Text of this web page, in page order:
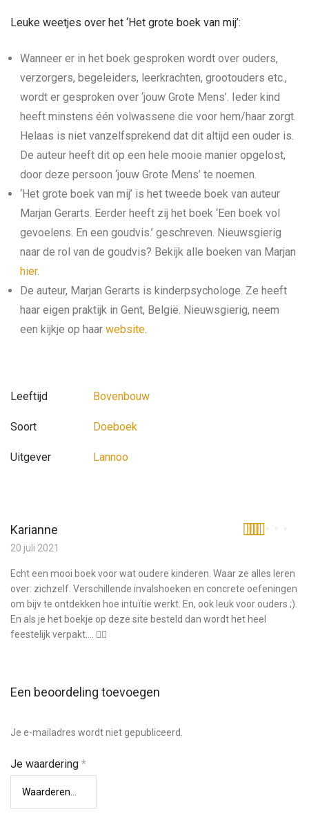
Leuke weetjes over het ‘Het grote boek van mij’:
Wanneer er in het boek gesproken wordt over ouders,
verzorgers, begeleiders, leerkrachten, grootouders etc.,
wordt er gesproken over ‘jouw Grote Mens’. Ieder kind
heeft minstens één volwassene die voor hem/haar zorgt.
Helaas is niet vanzelfsprekend dat dit altijd een ouder is.
De auteur heeft dit op een hele mooie manier opgelost,
door deze persoon ‘jouw Grote Mens’ te noemen.
‘Het grote boek van mij’ is het tweede boek van auteur
Marjan Gerarts. Eerder heeft zij het boek ‘Een boek vol
gevoelens. En een goudvis.’ geschreven. Nieuwsgierig
naar de rol van de goudvis? Bekijk alle boeken van Marjan
hier.
De auteur, Marjan Gerarts is kinderpsychologe. Ze heeft
haar eigen praktijk in Gent, België. Nieuwsgierig, neem
een kijkje op haar website.
Leeftijd Bovenbouw
Soort Doeboek
Uitgever Lannoo
Karianne
20 juli 2021
Echt een mooi boek voor wat oudere kinderen. Waar ze alles leren
over: zichzelf. Verschillende invalshoeken en concrete oefeningen
om bijv te ontdekken hoe intuïtie werkt. En, ook leuk voor ouders ;).
En als je het boekje op deze site besteld dan wordt het heel
feestelijk verpakt…. 👌🏻
Een beoordeling toevoegen
Je e-mailadres wordt niet gepubliceerd.
Je waardering *